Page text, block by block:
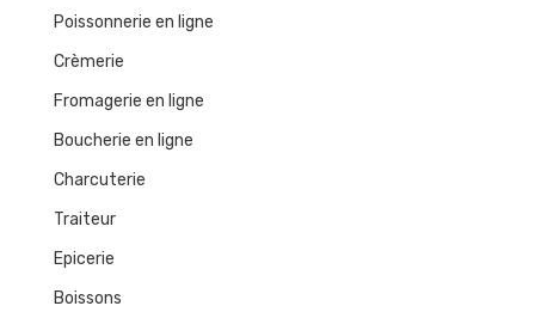
Poissonnerie en ligne
Crèmerie
Fromagerie en ligne
Boucherie en ligne
Charcuterie
Traiteur
Epicerie
Boissons